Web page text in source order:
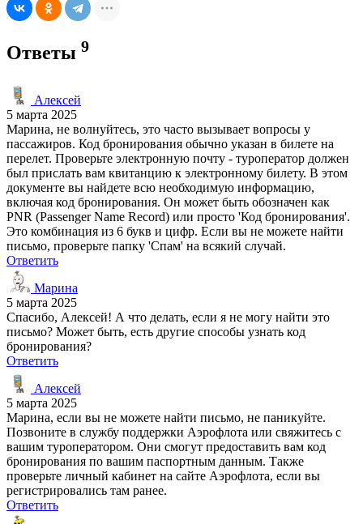
Ответы 9
Алексей
5 марта 2025
Марина, не волнуйтесь, это часто вызывает вопросы у
пассажиров. Код бронирования обычно указан в билете на
перелет. Проверьте электронную почту - туроператор должен
был прислать вам квитанцию к электронному билету. В этом
документе вы найдете всю необходимую информацию,
включая код бронирования. Он может быть обозначен как
PNR (Passenger Name Record) или просто 'Код бронирования'.
Это комбинация из 6 букв и цифр. Если вы не можете найти
письмо, проверьте папку 'Спам' на всякий случай.
Ответить
Марина
5 марта 2025
Спасибо, Алексей! А что делать, если я не могу найти это
письмо? Может быть, есть другие способы узнать код
бронирования?
Ответить
Алексей
5 марта 2025
Марина, если вы не можете найти письмо, не паникуйте.
Позвоните в службу поддержки Аэрофлота или свяжитесь с
вашим туроператором. Они смогут предоставить вам код
бронирования по вашим паспортным данным. Также
проверьте личный кабинет на сайте Аэрофлота, если вы
регистрировались там ранее.
Ответить